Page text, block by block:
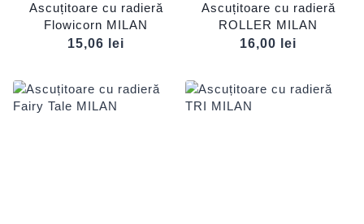
Ascuțitoare cu radieră
Flowicorn MILAN
15,06
lei
Ascuțitoare cu radieră
ROLLER MILAN
16,00
lei